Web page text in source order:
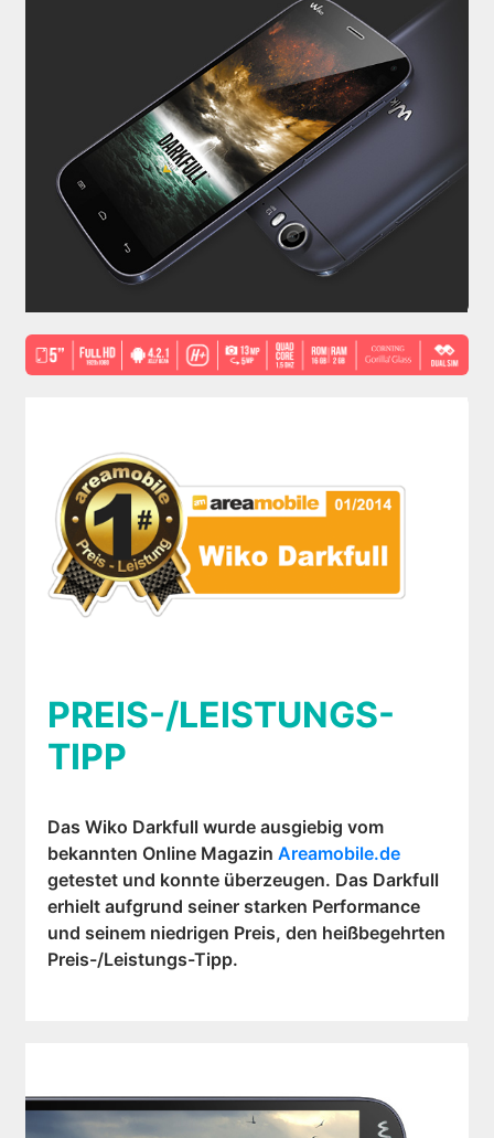
PREIS-/LEISTUNGS-
TIPP
Das Wiko Darkfull wurde ausgiebig vom
bekannten Online MagazinAreamobile.de
getestet und konnte überzeugen. Das Darkfull
erhielt aufgrund seiner starken Performance
und seinem niedrigen Preis, den heißbegehrten
Preis-/Leistungs-Tipp.